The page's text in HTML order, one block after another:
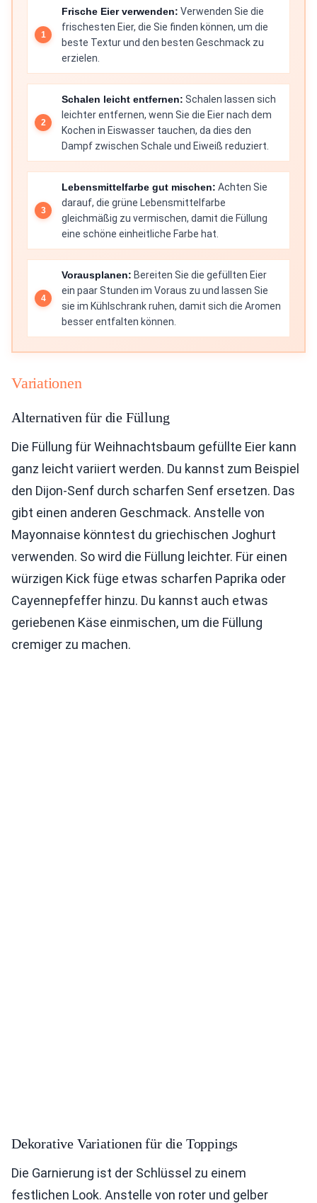
Frische Eier verwenden: Verwenden Sie die
frischesten Eier, die Sie finden können, um die
beste Textur und den besten Geschmack zu
erzielen.
Schalen leicht entfernen: Schalen lassen sich
leichter entfernen, wenn Sie die Eier nach dem
Kochen in Eiswasser tauchen, da dies den
Dampf zwischen Schale und Eiweiß reduziert.
Lebensmittelfarbe gut mischen: Achten Sie
darauf, die grüne Lebensmittelfarbe
gleichmäßig zu vermischen, damit die Füllung
eine schöne einheitliche Farbe hat.
Vorausplanen: Bereiten Sie die gefüllten Eier
ein paar Stunden im Voraus zu und lassen Sie
sie im Kühlschrank ruhen, damit sich die Aromen
besser entfalten können.
Variationen
Alternativen für die Füllung
Die Füllung für Weihnachtsbaum gefüllte Eier kann
ganz leicht variiert werden. Du kannst zum Beispiel
den Dijon-Senf durch scharfen Senf ersetzen. Das
gibt einen anderen Geschmack. Anstelle von
Mayonnaise könntest du griechischen Joghurt
verwenden. So wird die Füllung leichter. Für einen
würzigen Kick füge etwas scharfen Paprika oder
Cayennepfeffer hinzu. Du kannst auch etwas
geriebenen Käse einmischen, um die Füllung
cremiger zu machen.
Dekorative Variationen für die Toppings
Die Garnierung ist der Schlüssel zu einem
festlichen Look. Anstelle von roter und gelber